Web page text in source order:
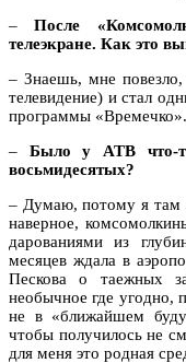
– После
телеэкране. Как это
– Знаешь, мне
телевидение) и стал
программы «Времечко».
– Было у АТВ что-
восьмидесятых?
– Думаю, потому я там
наверное,
дарованиями из
месяцев ждала в
Пескова о таежных
необычное где угодно,
не в «ближайшем
чтобы получилось не
для меня это родная